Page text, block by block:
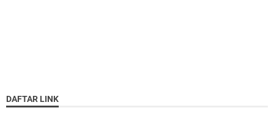
DAFTAR LINK